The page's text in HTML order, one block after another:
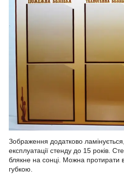
Зображення додатково
експлуатації стенду до 15 років.
блякне на сонці. Можна протирати
губкою.